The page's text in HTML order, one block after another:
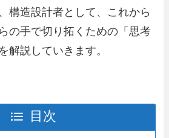
構造設計者として、これから
の手で切り拓くための「思考
解説していきます。
目次